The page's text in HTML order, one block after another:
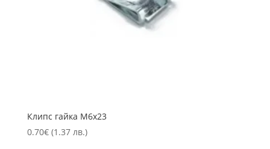
Клипс гайка М6х23
0.70€ (1.37 лв.)